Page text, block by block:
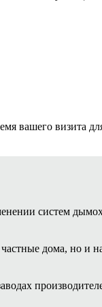
вашего визита
систем
дома, но и